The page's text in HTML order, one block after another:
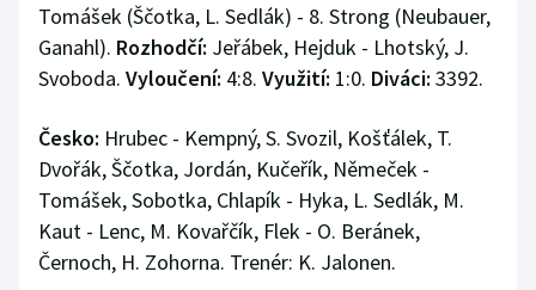
Tomášek (Ščotka, L. Sedlák) - 8. Strong (Neubauer,
Ganahl). Rozhodčí: Jeřábek, Hejduk - Lhotský, J.
Svoboda. Vyloučení: 4:8. Využití: 1:0. Diváci: 3392.
Česko: Hrubec - Kempný, S. Svozil, Košťálek, T.
Dvořák, Ščotka, Jordán, Kučeřík, Němeček -
Tomášek, Sobotka, Chlapík - Hyka, L. Sedlák, M.
Kaut - Lenc, M. Kovařčík, Flek - O. Beránek,
Černoch, H. Zohorna. Trenér: K. Jalonen.